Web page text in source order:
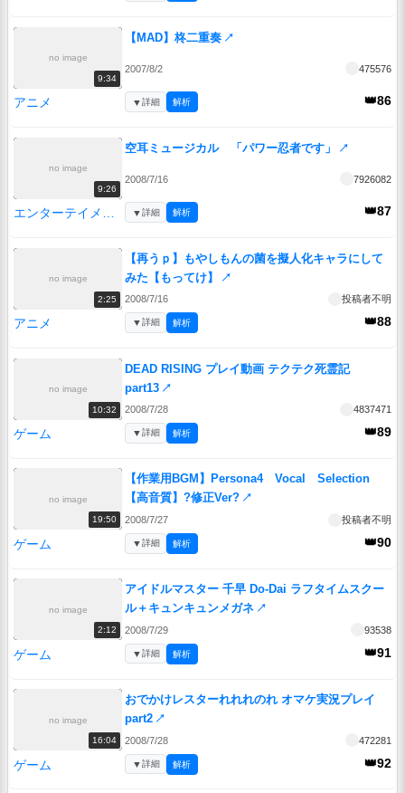
no image
9:34
【MAD】柊二重奏 ↗
2007/8/2 475576
アニメ 👑86
▼詳細 解析
no image
9:26
空耳ミュージカル 「パワー忍者です」 ↗
2008/7/16 7926082
👑87
▼詳細 解析
no image
2:25
【再うｐ】もやしもんの菌を擬人化キャラにして
みた【もってけ】
↗
2008/7/16 投稿者不明
アニメ 👑88
▼詳細 解析
no image
10:32
DEAD RISING プレイ動画 テクテク死霊記
part13 ↗
2008/7/28 4837471
ゲーム 👑89
▼詳細 解析
no image
19:50
【作業用BGM】Persona4 Vocal Selection
【高音質】?修正Ver? ↗
2008/7/27 投稿者不明
ゲーム 👑90
▼詳細 解析
no image
2:12
アイドルマスター 千早 Do-Dai ラフタイムスクー
ル＋キュンキュンメガネ ↗
2008/7/29 93538
ゲーム 👑91
▼詳細 解析
no image
16:04
おでかけレスターれれれのれ オマケ実況プレイ
part2 ↗
2008/7/28 472281
ゲーム 👑92
▼詳細 解析